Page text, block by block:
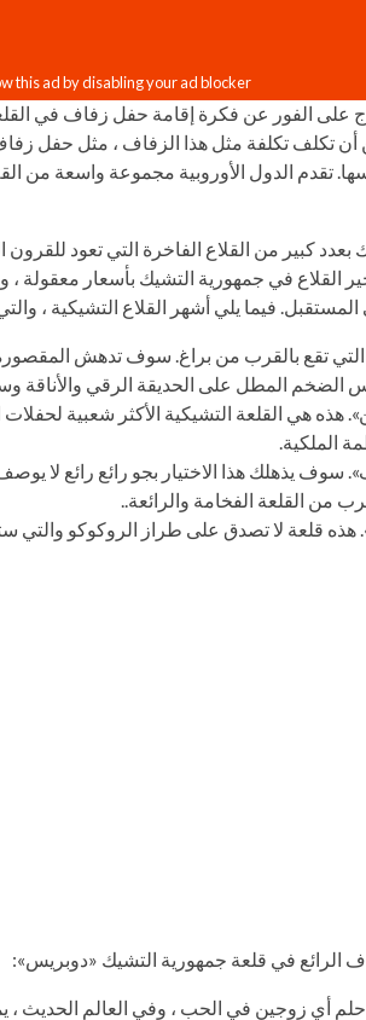
على الفور عن فكرة إقامة حفل زفاف في
أن تكلف تكلفة مثل هذا الزفاف ، مثل حفل
تقدم الدول الأوروبية مجموعة واسعة من
بعدد كبير من القلاع الفاخرة التي تعود
القلاع في جمهورية التشيك بأسعار
فيما يلي أشهر القلاع التشيكية ،
التي تقع بالقرب من براغ. سوف تدهش المقصورة
المطل على الحديقة الرقي والأناقة
هذه هي القلعة التشيكية الأكثر شعبية
الملكية.
سوف يذهلك هذا الاختيار بجو رائع رائع لا
من القلعة الفخامة والرائعة..
هذه قلعة لا تصدق على طراز الروكوكو والتي
الرائع في قلعة جمهورية التشيك «دوبريس»:
أي زوجين في الحب ، وفي العالم الحديث ،